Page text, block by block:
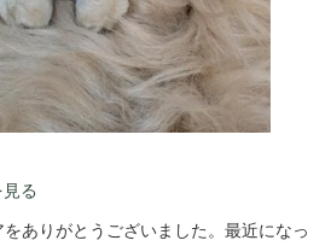
る
ありがとうございました。最近になっ